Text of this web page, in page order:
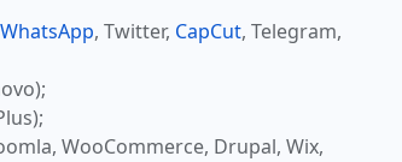
WhatsApp, Twitter, CapCut, Telegram,
WooCommerce, Drupal, Wix,